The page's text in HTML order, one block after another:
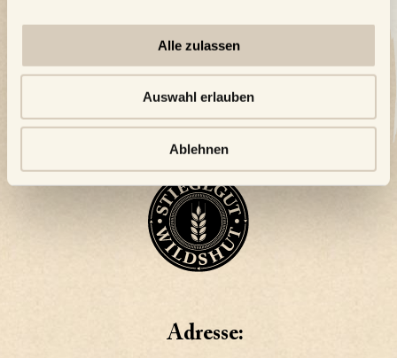
Alle zulassen
Auswahl erlauben
Ablehnen
Adresse: